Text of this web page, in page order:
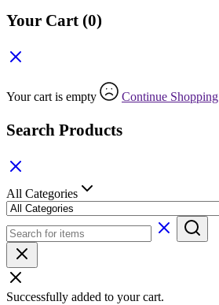
Your Cart (0)
Your cart is empty Continue Shopping
Search Products
All Categories
Successfully added to your cart.